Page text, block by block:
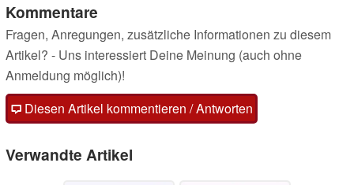
Kommentare
Fragen, Anregungen, zusätzliche Informationen zu diesem
Artikel? - Uns interessiert Deine Meinung (auch ohne
Anmeldung möglich)!
Diesen Artikel kommentieren / Antworten
Verwandte Artikel